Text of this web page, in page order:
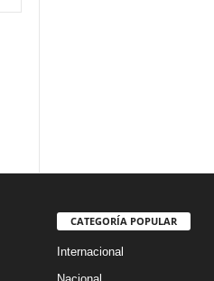
CATEGORÍA POPULAR
Internacional